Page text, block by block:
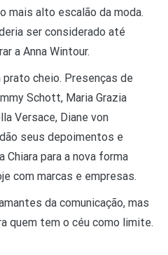
mais alto escalão da moda.
ser considerado até
a Anna Wintour.
prato cheio. Presenças de
Schott, Maria Grazia
Versace, Diane von
seus depoimentos e
Chiara para a nova forma
com marcas e empresas.
da comunicação, mas
quem tem o céu como limite.